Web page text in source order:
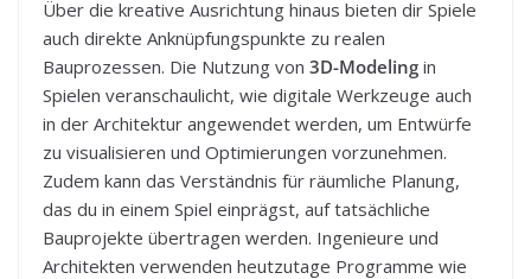
Über die kreative Ausrichtung hinaus bieten dir Spiele
auch direkte Anknüpfungspunkte zu realen
Bauprozessen. Die Nutzung von 3D-Modeling in
Spielen veranschaulicht, wie digitale Werkzeuge auch
in der Architektur angewendet werden, um Entwürfe
zu visualisieren und Optimierungen vorzunehmen.
Zudem kann das Verständnis für räumliche Planung,
das du in einem Spiel einprägst, auf tatsächliche
Bauprojekte übertragen werden. Ingenieure und
Architekten verwenden heutzutage Programme wie